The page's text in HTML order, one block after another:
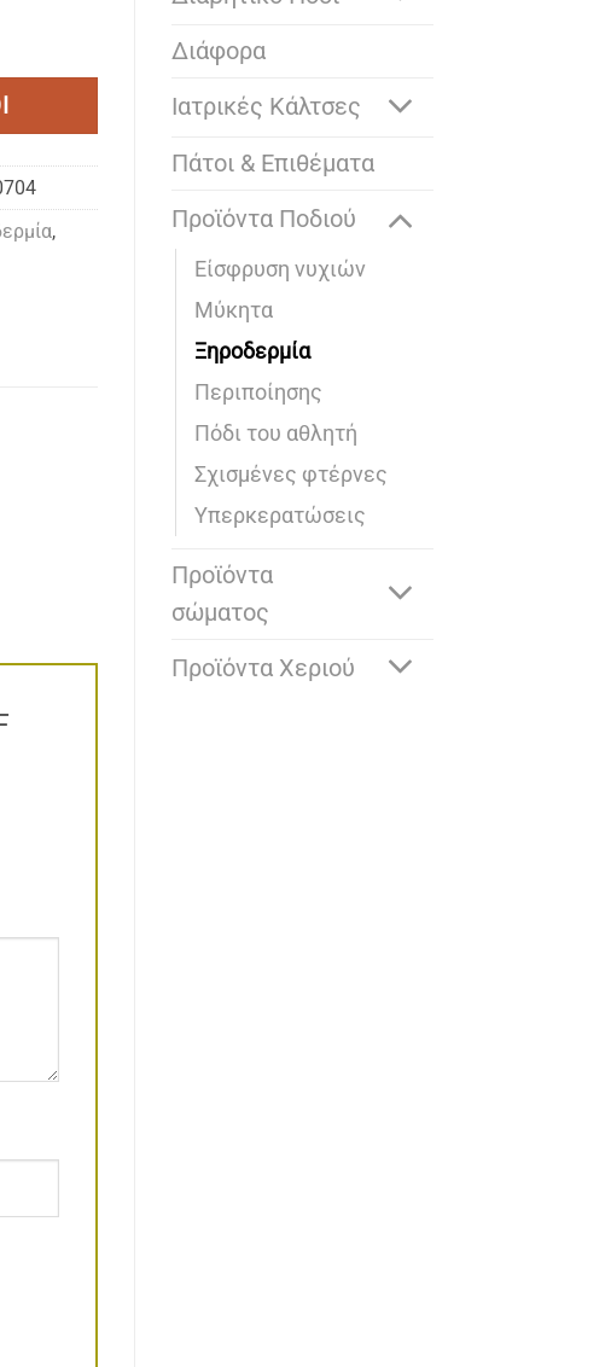
Διάφορα
Ιατρικές Κάλτσες
Πάτοι & Επιθέματα
Προϊόντα Ποδιού
Είσφρυση νυχιών
Μύκητα
Ξηροδερμία
Περιποίησης
Πόδι του αθλητή
Σχισμένες φτέρνες
Υπερκερατώσεις
Προϊόντα
σώματος
Προϊόντα Χεριού
,